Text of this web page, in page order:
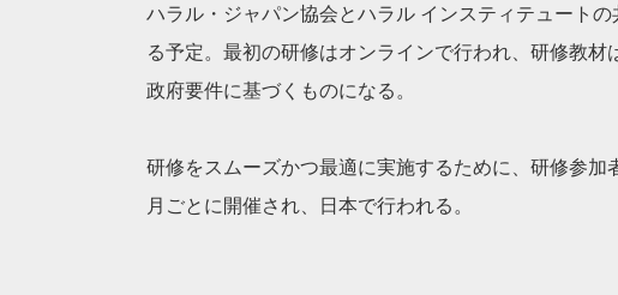
ハラル・ジャパン協会とハラル インスティテュート
る予定。最初の研修はオンラインで行われ、研修教
政府要件に基づくものになる。
研修をスムーズかつ最適に実施するために、研修参
月ごとに開催され、日本で行われる。